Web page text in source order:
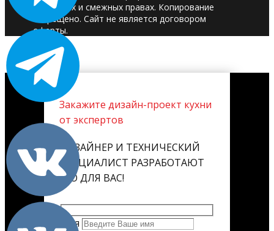
авторских и смежных правах. Копирование
запрещено. Сайт не является договором
оферты.
Закажите дизайн-проект кухни
от экспертов
ДИЗАЙНЕР И ТЕХНИЧЕСКИЙ
СПЕЦИАЛИСТ РАЗРАБОТАЮТ
ЕГО ДЛЯ ВАС!
Имя